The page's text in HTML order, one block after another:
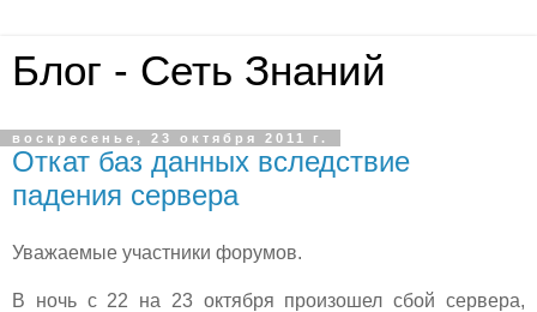
Блог - Сеть Знаний
воскресенье, 23 октября 2011 г.
Откат баз данных вследствие
падения сервера
Уважаемые участники форумов.
В ночь с 22 на 23 октября произошел сбой сервера,